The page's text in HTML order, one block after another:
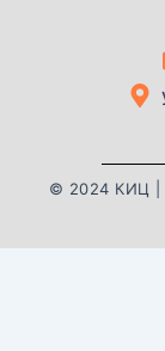
© 2024 КИЦ